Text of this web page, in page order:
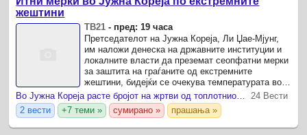
жештини
ТВ21 - пред: 19 часа
Претседателот на Јужна Кореја, Ли Џае-Мјунг,
им наложи денеска на државните институции и
локалните власти да преземат сеопфатни мерки
за заштита на граѓаните од екстремните
жештини, бидејќи се очекува температурата во
Сеул да достигне 39 степени Целзиусови.
Во Јужна Кореја расте бројот на жртви од топлотниот бран
24 Вести
2 вести
+7 теми » сумирано » прашања »